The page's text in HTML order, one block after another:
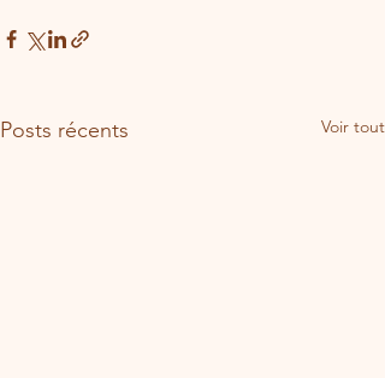
Posts récents Voir tout